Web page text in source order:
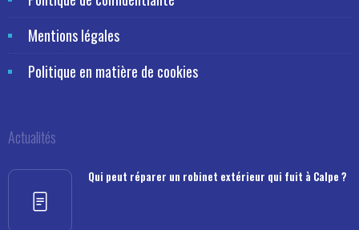
Mentions légales
Politique en matière de cookies
Actualités
Qui peut réparer un robinet extérieur qui fuit à Calpe ?